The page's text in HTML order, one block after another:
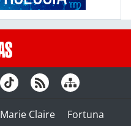
Marie Claire
Fortuna